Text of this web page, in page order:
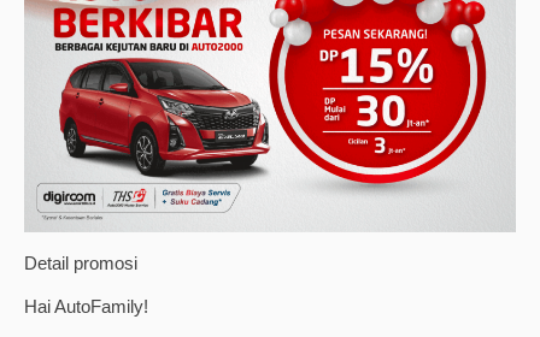
Detail promosi
Hai AutoFamily!